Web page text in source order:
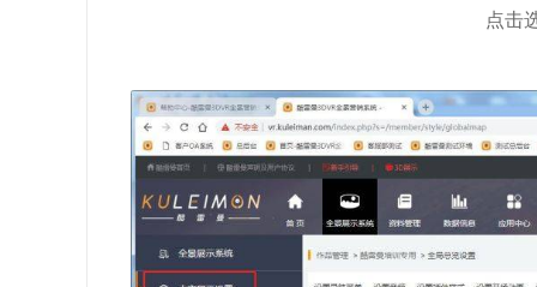
点击